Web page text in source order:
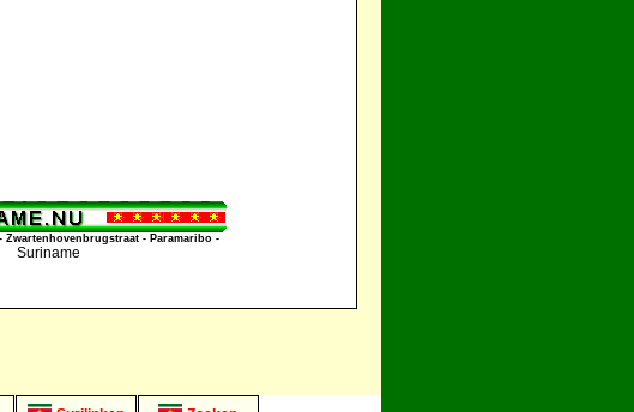
- Paramaribo -
Suriname